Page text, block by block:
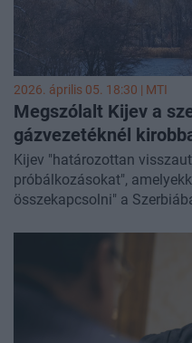
2026. április 05. 18:30 | MTI
Megszólalt Kijev a
gázvezetéknél
Kijev "határozottan
próbálkozásokat",
összekapcsolni" a